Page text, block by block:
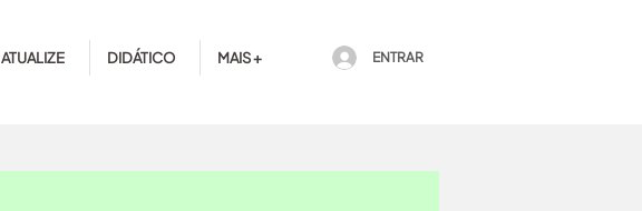
ATUALIZE DIDÁTICO MAIS + ENTRAR